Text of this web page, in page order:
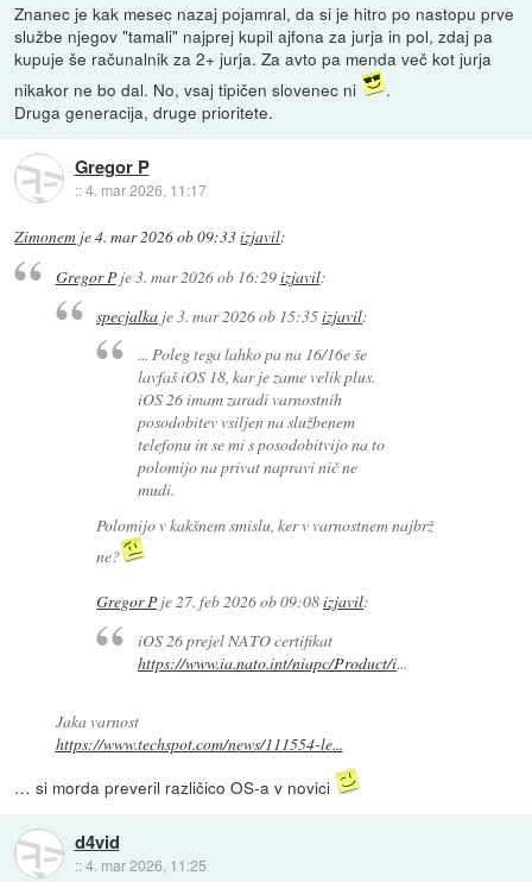
Znanec je kak mesec nazaj pojamral, da si je hitro po nastopu prve
službe njegov "tamali" najprej kupil ajfona za jurja in pol, zdaj pa
kupuje še računalnik za 2+ jurja. Za avto pa menda več kot jurja
nikakor ne bo dal. No, vsaj tipičen slovenec ni
.
Druga generacija, druge prioritete.
Gregor P
::4. mar 2026, 11:17
Zimonem je4. mar 2026 ob 09:33izjavil:
Gregor Pje3. mar 2026 ob 16:29izjavil:
specjalka je3. mar 2026 ob 15:35izjavil:
... Poleg tega lahko pa na 16/16e še
lavfaš iOS 18, kar je zame velik plus.
iOS 26 imam zaradi varnostnih
posodobitev vsiljen na službenem
telefonu in se mi s posodobitvijo na to
polomijo na privat napravi nič ne
mudi.
Polomijo v kakšnem smislu, ker v varnostnem najbrž
ne?
Gregor Pje27. feb 2026 ob 09:08izjavil:
iOS 26 prejel NATO certifikat
https://www.ia.nato.int/niapc/Product/i...
Jaka varnost
https://www.techspot.com/news/111554-le...
… si morda preveril različico OS-a v novici
d4vid
::4. mar 2026, 11:25